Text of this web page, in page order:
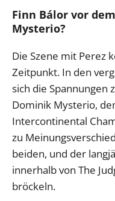
Finn Bálor vor
Mysterio?
Die Szene mit Perez
Zeitpunkt. In den
sich die Spannungen
Dominik Mysterio,
Intercontinental
zu
beiden, und der
innerhalb von The
bröckeln.